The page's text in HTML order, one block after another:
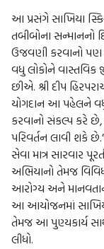
આ પ્રસંગે સાખિયા
તબીબોના સન્માનનો
ઉજવણી કરવાનો પણ
વધુ લોકોને વાસ્તવિક
છીએ. શ્રી દીપ
યોગદાન આ પહેલને
કરવાનો સંકલ્પ કરે છે,
પરિવર્તન લાવી શકે
સેવા માત્ર સારવાર
અભિયાનો તેમજ વિવિધ
આરોગ્ય અને
આ આયોજનમાં
તેમજ આ પુણ્યકાર્ય
લીધો.